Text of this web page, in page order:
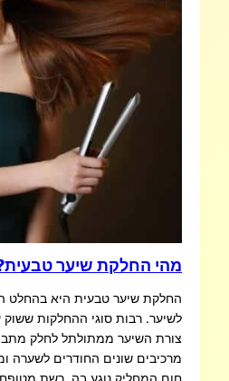
מהי החלקת שיער
החלקת שיער טבעית היא בהחלט
לשיער. רבות סוגי ההחלקות ששוק
צורת השיער ממתולתל לחלק
מרכיבים שונים החודרים לשערה
חום המחליק נוגע בה. רשת